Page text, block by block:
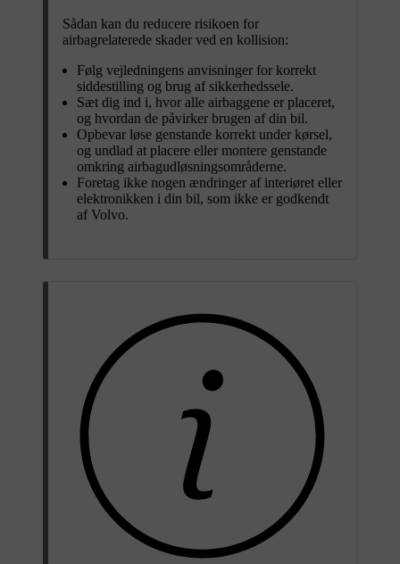
Sådan kan du reducere risikoen for
airbagrelaterede skader ved en kollision:
Følg vejledningens anvisninger for korrekt
siddestilling og brug af sikkerhedssele.
Sæt dig ind i, hvor alle airbaggene er placeret,
og hvordan de påvirker brugen af din bil.
Opbevar løse genstande korrekt under kørsel,
og undlad at placere eller montere genstande
omkring airbagudløsningsområderne.
Foretag ikke nogen ændringer af interiøret eller
elektronikken i din bil, som ikke er godkendt
af Volvo.